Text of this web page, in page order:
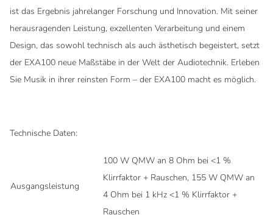
ist das Ergebnis jahrelanger Forschung und Innovation. Mit seiner
herausragenden Leistung, exzellenten Verarbeitung und einem
Design, das sowohl technisch als auch ästhetisch begeistert, setzt
der EXA100 neue Maßstäbe in der Welt der Audiotechnik. Erleben
Sie Musik in ihrer reinsten Form – der EXA100 macht es möglich.
Technische Daten:
Ausgangsleistung
100 W QMW an 8 Ohm bei <1 %
Klirrfaktor + Rauschen, 155 W QMW an
4 Ohm bei 1 kHz <1 % Klirrfaktor +
Rauschen